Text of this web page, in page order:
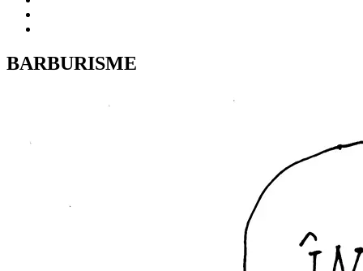
BARBURISME